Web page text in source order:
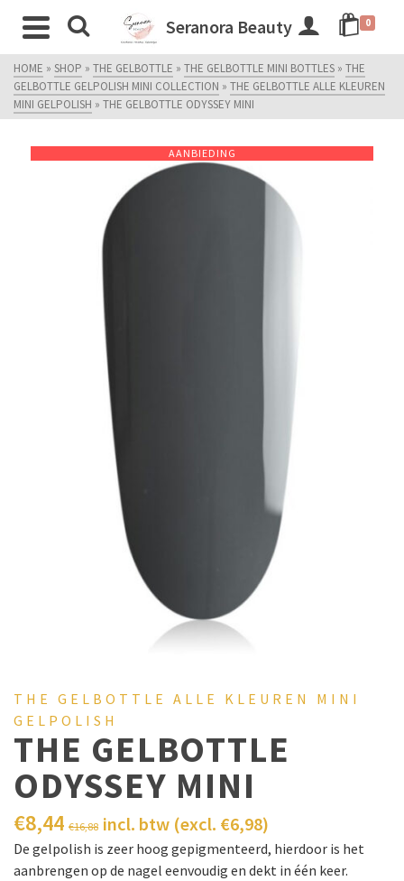
Seranora Beauty 0
HOME » SHOP » THE GELBOTTLE » THE GELBOTTLE MINI BOTTLES » THE
GELBOTTLE GELPOLISH MINI COLLECTION » THE GELBOTTLE ALLE KLEUREN
MINI GELPOLISH » THE GELBOTTLE ODYSSEY MINI
AANBIEDING
THE GELBOTTLE ALLE KLEUREN MINI
GELPOLISH
THE GELBOTTLE
ODYSSEY MINI
€16,88
€8,44 incl. btw (excl. €6,98)
De gelpolish is zeer hoog gepigmenteerd, hierdoor is het
aanbrengen op de nagel eenvoudig en dekt in één keer.